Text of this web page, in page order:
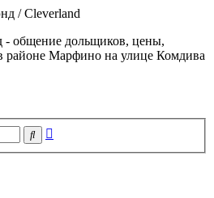
/ Cleverland
- общение дольщиков, цены,
районе Марфино на улице Комдива
Поиск